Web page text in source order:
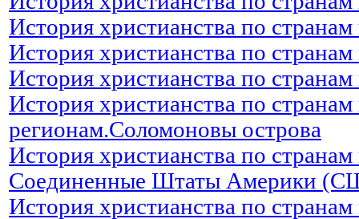
История христианства по
История христианства по
История христианства по
История христианства по странам
регионам.Соломоновы острова
История христианства по
Соединенные Штаты Америки
История христианства по